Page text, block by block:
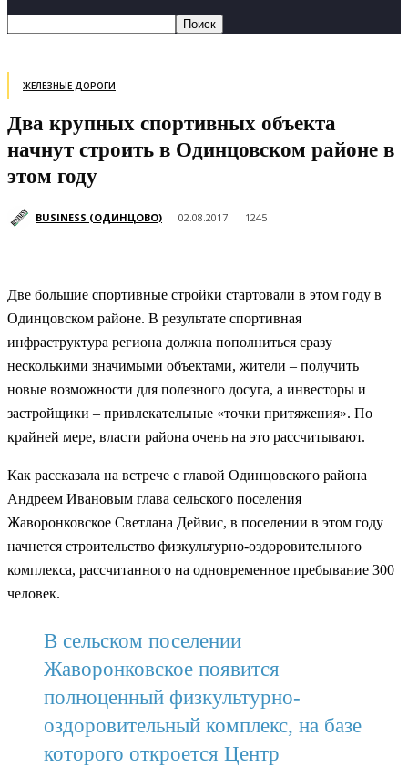
ЖЕЛЕЗНЫЕ ДОРОГИ
Два крупных спортивных объекта
начнут строить в Одинцовском районе в
этом году
BUSINESS (ОДИНЦОВО) 02.08.2017 1245
Две большие спортивные стройки стартовали в этом году в
Одинцовском районе. В результате спортивная
инфраструктура региона должна пополниться сразу
несколькими значимыми объектами, жители – получить
новые возможности для полезного досуга, а инвесторы и
застройщики – привлекательные «точки притяжения». По
крайней мере, власти района очень на это рассчитывают.
Как рассказала на встрече с главой Одинцовского района
Андреем Ивановым глава сельского поселения
Жаворонковское Светлана Дейвис, в поселении в этом году
начнется строительство физкультурно-оздоровительного
комплекса, рассчитанного на одновременное пребывание 300
человек.
В сельском поселении
Жаворонковское появится
полноценный физкультурно-
оздоровительный комплекс, на базе
которого откроется Центр